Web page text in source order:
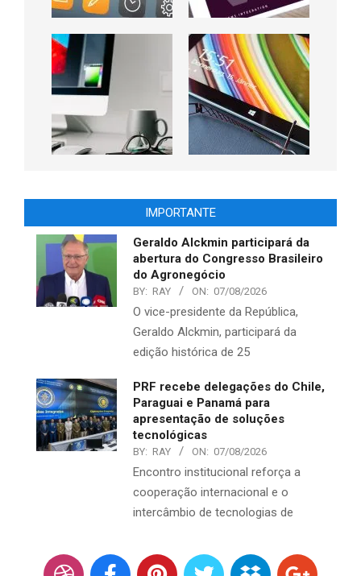
IMPORTANTE
Geraldo Alckmin participará da
abertura do Congresso Brasileiro
do Agronegócio
BY: RAY ON: 07/08/2026
O vice-presidente da República,
Geraldo Alckmin, participará da
edição histórica de 25
PRF recebe delegações do Chile,
Paraguai e Panamá para
apresentação de soluções
tecnológicas
BY: RAY ON: 07/08/2026
Encontro institucional reforça a
cooperação internacional e o
intercâmbio de tecnologias de